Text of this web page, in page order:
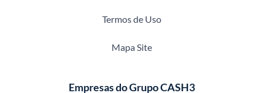
Termos de Uso
Mapa Site
Empresas do Grupo CASH3